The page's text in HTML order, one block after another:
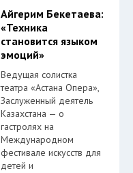
Айгерим Бекетаева:
«Техника
становится языком
эмоций»
Ведущая солистка
театра «Астана Опера»,
Заслуженный деятель
Казахстана — о
гастролях на
Международном
фестивале искусств для
детей и